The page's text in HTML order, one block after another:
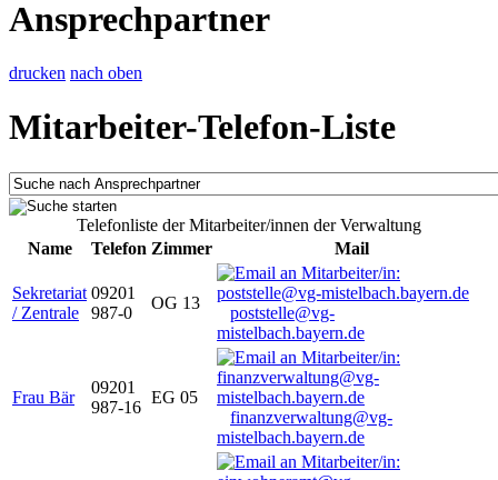
Ansprechpartner
drucken nach oben
Mitarbeiter-Telefon-Liste
Telefonliste der Mitarbeiter/innen der Verwaltung
Name
Telefon Zimmer Mail
Sekretariat
/ Zentrale
09201
987-0
OG 13
poststelle@vg-
mistelbach.bayern.de
Frau Bär
09201
987-16
EG 05
finanzverwaltung@vg-
mistelbach.bayern.de